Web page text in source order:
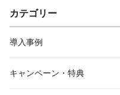
カテゴリー
導入事例
キャンペーン・特典